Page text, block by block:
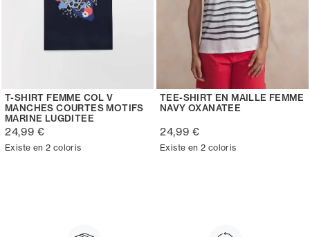
T-SHIRT FEMME COL V
MANCHES COURTES MOTIFS
MARINE LUGDITEE
24,99 €
Existe en 2 coloris
TEE-SHIRT EN MAILLE FEMME
NAVY OXANATEE
24,99 €
Existe en 2 coloris